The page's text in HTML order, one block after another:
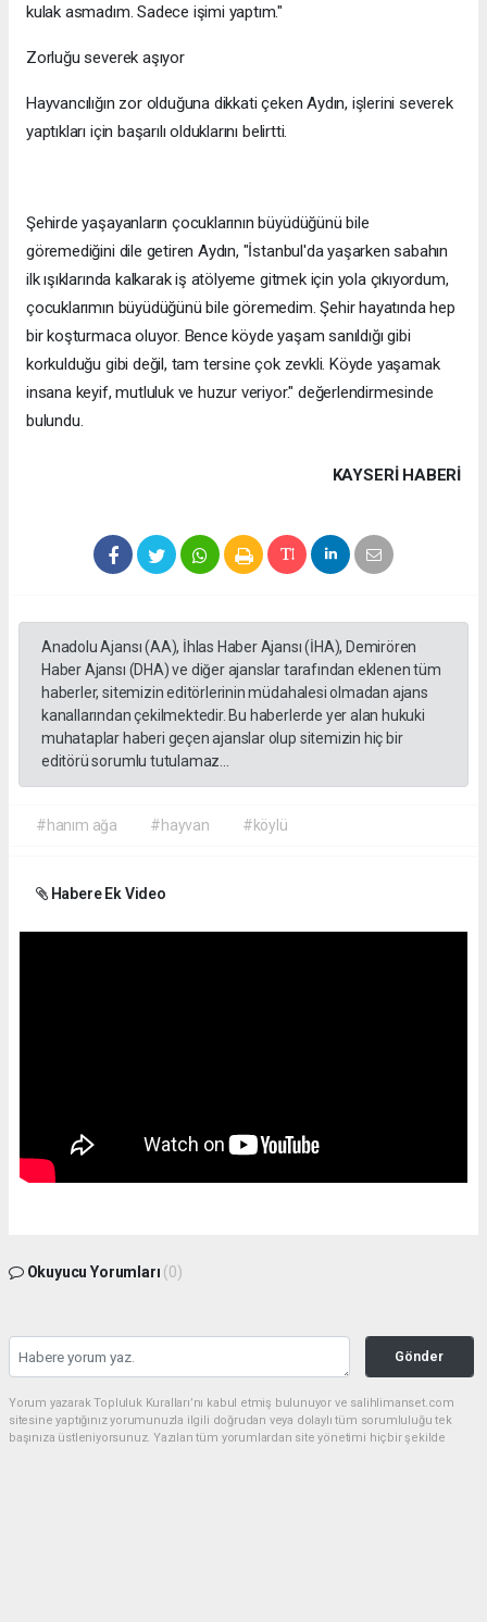
kulak asmadım. Sadece işimi yaptım."
Zorluğu severek aşıyor
Hayvancılığın zor olduğuna dikkati çeken Aydın, işlerini severek
yaptıkları için başarılı olduklarını belirtti.
Şehirde yaşayanların çocuklarının büyüdüğünü bile
göremediğini dile getiren Aydın, "İstanbul'da yaşarken sabahın
ilk ışıklarında kalkarak iş atölyeme gitmek için yola çıkıyordum,
çocuklarımın büyüdüğünü bile göremedim. Şehir hayatında hep
bir koşturmaca oluyor. Bence köyde yaşam sanıldığı gibi
korkulduğu gibi değil, tam tersine çok zevkli. Köyde yaşamak
insana keyif, mutluluk ve huzur veriyor." değerlendirmesinde
bulundu.
KAYSERI HABERİ
Anadolu Ajansı (AA), İhlas Haber Ajansı (İHA), Demirören
Haber Ajansı (DHA) ve diğer ajanslar tarafından eklenen tüm
haberler, sitemizin editörlerinin müdahalesi olmadan ajans
kanallarından çekilmektedir. Bu haberlerde yer alan hukuki
muhataplar haberi geçen ajanslar olup sitemizin hiç bir
editörü sorumlu tutulamaz...
#hanım ağa #hayvan #köylü
Habere Ek Video
Okuyucu Yorumları (0)
Gönder
Yorum yazarak Topluluk Kuralları’nı kabul etmiş bulunuyor ve salihlimanset.com
sitesine yaptığınız yorumunuzla ilgili doğrudan veya dolaylı tüm sorumluluğu tek
başınıza üstleniyorsunuz. Yazılan tüm yorumlardan site yönetimi hiçbir şekilde